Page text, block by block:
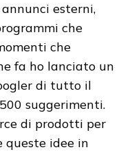
esterni,
che
che
fa ho lanciato un
di tutto il
suggerimenti.
di prodotti per
idee in